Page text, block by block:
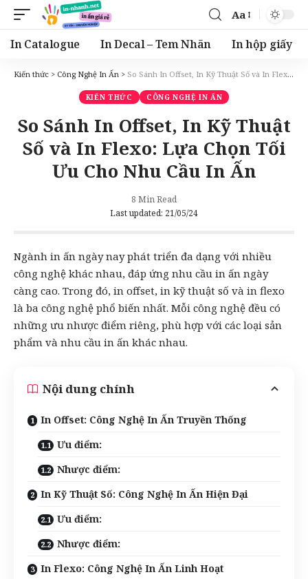
Font
Resizer
Aa
In Catalogue In Decal – Tem Nhãn In hộp giấy
Kiến thức > Công Nghệ In Ấn > So Sánh In Offset, In Kỹ Thuật Số và In Flexo: Lựa Chọn Tối Ưu Cho Nhu Cầu In Ấn
KIẾN THỨC CÔNG NGHỆ IN ẤN
So Sánh In Offset, In Kỹ Thuật
Số và In Flexo: Lựa Chọn Tối
Ưu Cho Nhu Cầu In Ấn
Last updated: 21/05/24
8 Min Read
Ngành in ấn ngày nay phát triển đa dạng với nhiều
công nghệ khác nhau, đáp ứng nhu cầu in ấn ngày
càng cao. Trong đó, in offset, in kỹ thuật số và in flexo
là ba công nghệ phổ biến nhất. Mỗi công nghệ đều có
những ưu nhược điểm riêng, phù hợp với các loại sản
phẩm và nhu cầu in ấn khác nhau.
Nội dung chính
In Offset: Công Nghệ In Ấn Truyền Thống
Ưu điểm:
Nhược điểm:
In Kỹ Thuật Số: Công Nghệ In Ấn Hiện Đại
Ưu điểm:
Nhược điểm:
In Flexo: Công Nghệ In Ấn Linh Hoạt